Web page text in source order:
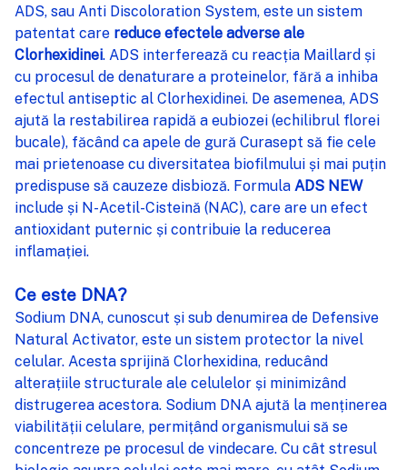
ADS, sau Anti Discoloration System, este un sistem
patentat care reduce efectele adverse ale
Clorhexidinei. ADS interferează cu reacția Maillard și
cu procesul de denaturare a proteinelor, fără a inhiba
efectul antiseptic al Clorhexidinei. De asemenea, ADS
ajută la restabilirea rapidă a eubiozei (echilibrul florei
bucale), făcând ca apele de gură Curasept să fie cele
mai prietenoase cu diversitatea biofilmului și mai puțin
predispuse să cauzeze disbioză. Formula ADS NEW
include și N-Acetil-Cisteină (NAC), care are un efect
antioxidant puternic și contribuie la reducerea
inflamației.
Ce este DNA?
Sodium DNA, cunoscut și sub denumirea de Defensive
Natural Activator, este un sistem protector la nivel
celular. Acesta sprijină Clorhexidina, reducând
alterațiile structurale ale celulelor și minimizând
distrugerea acestora. Sodium DNA ajută la menținerea
viabilității celulare, permițând organismului să se
concentreze pe procesul de vindecare. Cu cât stresul